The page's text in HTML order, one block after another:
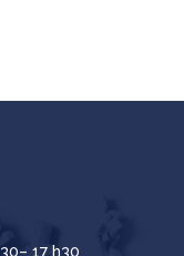
17 h30